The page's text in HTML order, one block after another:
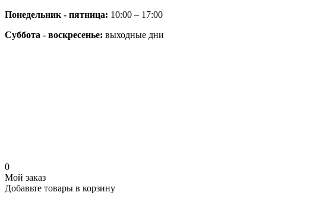
Понедельник - пятница: 10:00 – 17:00
Суббота - воскресенье: выходные дни
0
Мой заказ
Добавьте товары в корзину